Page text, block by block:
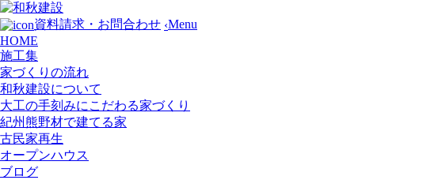
資料請求・お問合わせ ‹Menu
HOME
施工集
家づくりの流れ
和秋建設について
大工の手刻みにこだわる家づくり
紀州熊野材で建てる家
古民家再生
オープンハウス
ブログ